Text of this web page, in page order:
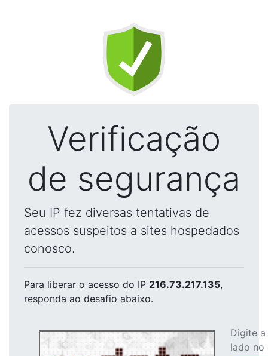
Verificação
de segurança
Seu IP fez diversas tentativas de
acessos suspeitos a sites hospedados
conosco.
Para liberar o acesso do IP 216.73.217.135,
responda ao desafio abaixo.
Digite
lado no